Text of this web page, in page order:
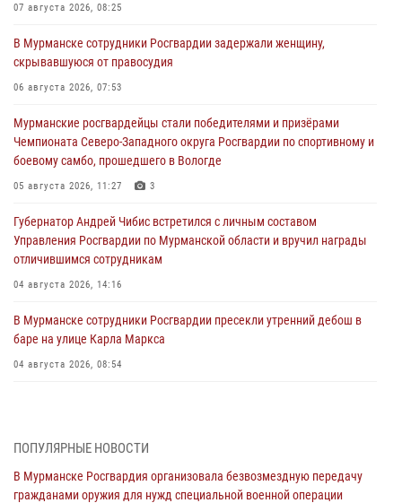
07 августа 2026, 08:25
В Мурманске сотрудники Росгвардии задержали женщину,
скрывавшуюся от правосудия
06 августа 2026, 07:53
Мурманские росгвардейцы стали победителями и призёрами
Чемпионата Северо-Западного округа Росгвардии по спортивному и
боевому самбо, прошедшего в Вологде
05 августа 2026, 11:27 3
Губернатор Андрей Чибис встретился с личным составом
Управления Росгвардии по Мурманской области и вручил награды
отличившимся сотрудникам
04 августа 2026, 14:16
В Мурманске сотрудники Росгвардии пресекли утренний дебош в
баре на улице Карла Маркса
04 августа 2026, 08:54
03 августа 2026, 12:23 4
Сотрудники вневедомственной охраны Росгвардии пресекли
хулиганские действия дебошира на автозаправочной станции
ПОПУЛЯРНЫЕ НОВОСТИ
В Мурманске Росгвардия организовала безвозмездную передачу
гражданами оружия для нужд специальной военной операции